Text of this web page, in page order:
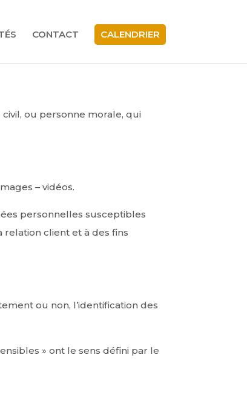
CONTACT CALENDRIER
ou personne morale, qui
– vidéos.
personnelles susceptibles
client et à des fins
ou non, l’identification des
» ont le sens défini par le